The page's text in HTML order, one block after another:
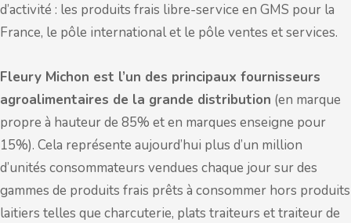
d’activité : les produits frais libre-service en GMS pour la
France, le pôle international et le pôle ventes et services.
Fleury Michon est l’un des principaux fournisseurs
agroalimentaires de la grande distribution (en marque
propre à hauteur de 85% et en marques enseigne pour
15%). Cela représente aujourd’hui plus d’un million
d’unités consommateurs vendues chaque jour sur des
gammes de produits frais prêts à consommer hors produits
laitiers telles que charcuterie, plats traiteurs et traiteur de